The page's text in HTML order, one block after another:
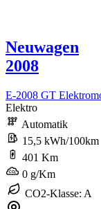
Neuwagen
2008
E-2008 GT
Elektro
Automatik
15,5 kWh/100km
401 Km
0 g/Km
CO2-Klasse: A